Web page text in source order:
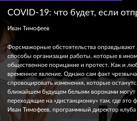
COVID-19: что будет, если
Иван Тимофеев
Форсмажорные обстоятельства оправдывают
способы организации работы, которые в
общественное порицание и протест. Как и
временное явление. Однако сам факт
спровоцировать изменения, которые
ближайшем будущем белыми воронами могут
переходящие на «дистанционку» там, где это
Иван Тимофеев, программный директор клуба